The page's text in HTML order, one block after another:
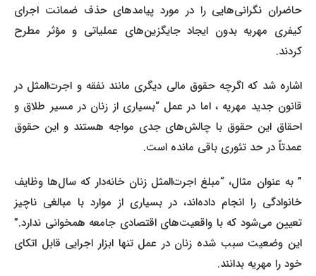
حاضران نگرانی‌هایی را در مورد پیامدهای حذف ضمانت اجرای
کیفری مهریه بدون ایجاد جایگزین‌های عملیاتی و مؤثر مطرح
کردند.
اشاره شد که اگرچه حقوق مالی دیگری مانند نفقه و اجرت‌المثل در
قانون جدید مهریه ، اما در عمل “بسیاری از زنان در مسیر طلاق و
احقاق این حقوق با چالش‌های جدی مواجه هستند و این حقوق
عمدتاً در حد تئوری باقی مانده است.
” به عنوان مثال، “مبلغ اجرت‌المثل زنان خانه‌دار که سال‌ها وظایف
خانوادگی را انجام داده‌اند، در بسیاری از موارد با مبالغی ناچیز
تعیین می‌شود که با واقعیت‌های اقتصادی جامعه همخوانی ندارد.”
این وضعیت سبب شده زنان در عمل تنها ابزار اجرایی قابل اتکای
خود را مهریه بدانند.